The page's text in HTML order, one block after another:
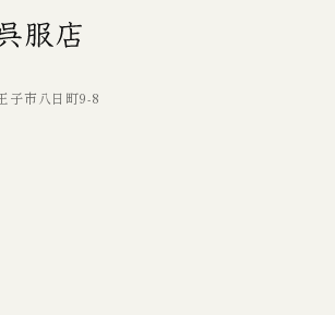
子市八日町9-8